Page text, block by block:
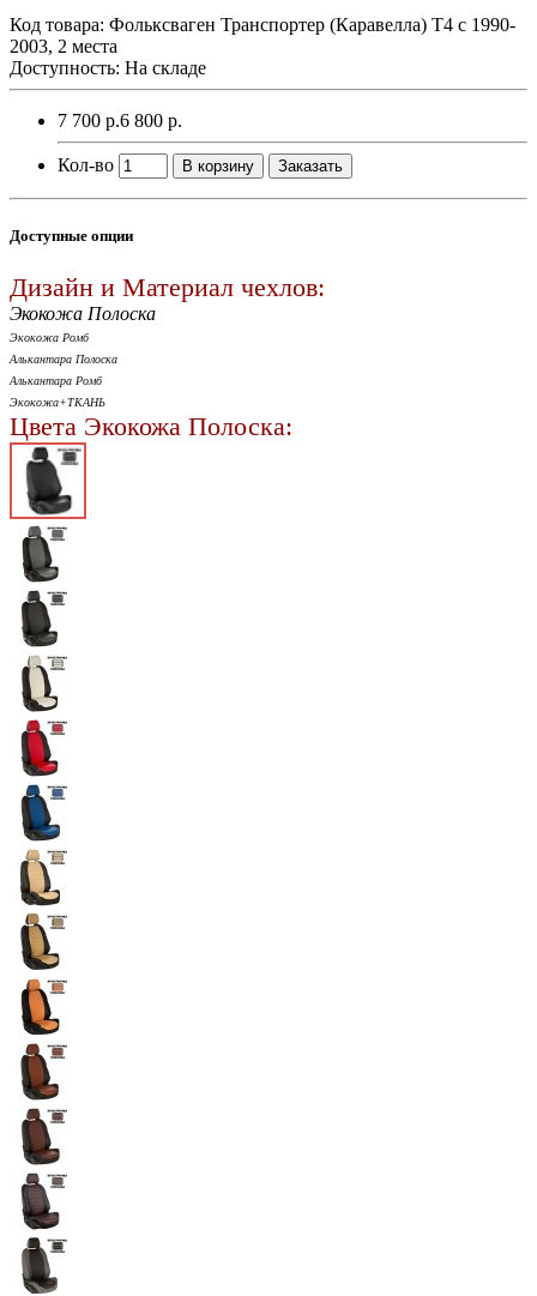
Код товара: Фольксваген Транспортер (Каравелла) Т4 с 1990-
2003, 2 места
Доступность: На складе
7 700 р.6 800 р.
Кол-во В корзину Заказать
Доступные опции
Дизайн и Материал чехлов:
Экокожа Полоска
Экокожа Ромб
Алькантара Полоска
Алькантара Ромб
Экокожа+ТКАНЬ
Цвета Экокожа Полоска: